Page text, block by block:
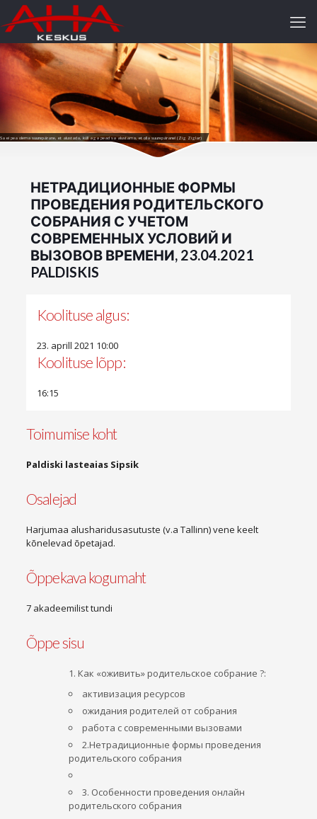
Sa ei pea olema suurepärane, et alustada, küll aga pead sa alustama, et olla suurepärane! (Zig Ziglar)
НЕТРАДИЦИОННЫЕ ФОРМЫ
ПРОВЕДЕНИЯ РОДИТЕЛЬСКОГО
СОБРАНИЯ С УЧЕТОМ
СОВРЕМЕННЫХ УСЛОВИЙ И
ВЫЗОВОВ ВРЕМЕНИ, 23.04.2021
PALDISKIS
Koolituse algus:
23. aprill 2021 10:00
Koolituse lõpp:
16:15
Toimumise koht
Paldiski lasteaias Sipsik
Osalejad
Harjumaa alusharidusasutuste (v.a Tallinn) vene keelt
kõnelevad õpetajad.
Õppekava kogumaht
7 akadeemilist tundi
Õppe sisu
Как «оживить» родительское собрание ?:
активизация ресурсов
ожидания родителей от собрания
работа с современными вызовами
2.Нетрадиционные формы проведения
родительского собрания
3. Особенности проведения онлайн
родительского собрания